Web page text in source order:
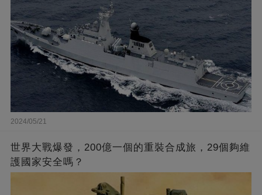
2024/05/21
世界大戰爆發，200億一個的重裝合成旅，29個夠維
護國家安全嗎？